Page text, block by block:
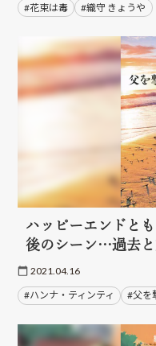
#花束は毒 #織守 きょうや
ハッピーエンドと
後のシーン…過去
2021.04.16
#ハンナ・ティンティ #父を